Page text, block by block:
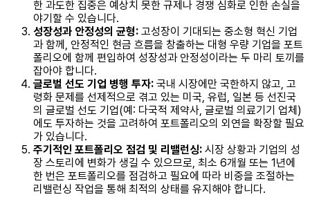
한 과도한 집중은 예상치 못한 규제나 경쟁 심화로 인한 손실을
야기할 수 있습니다.
성장성과 안정성의 균형: 고성장이 기대되는 중소형 혁신 기업
과 함께, 안정적인 현금 흐름을 창출하는 대형 우량 기업을 포트
폴리오에 함께 편입하여 성장성과 안정성이라는 두 마리 토끼를
잡아야 합니다.
글로벌 선도 기업 병행 투자: 국내 시장에만 국한하지 않고, 고
령화 문제를 선제적으로 겪고 있는 미국, 유럽, 일본 등 선진국
의 글로벌 선도 기업(예: 다국적 제약사, 글로벌 의료기기 업체)
에도 투자하는 것을 고려하여 포트폴리오의 외연을 확장할 필요
가 있습니다.
주기적인 포트폴리오 점검 및 리밸런싱: 시장 상황과 기업의 성
장 스토리에 변화가 생길 수 있으므로, 최소 6개월 또는 1년에
한 번은 포트폴리오를 점검하고 필요에 따라 비중을 조절하는
리밸런싱 작업을 통해 최적의 상태를 유지해야 합니다.